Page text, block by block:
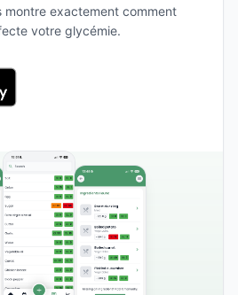
montre exactement comment
votre glycémie.